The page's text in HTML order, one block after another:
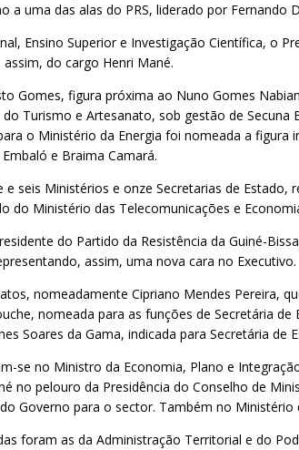
a uma das alas do PRS, liderado por Fernando
Ensino Superior e Investigação Científica, o
do cargo Henri Mané.
Gomes, figura próxima ao Nuno Gomes
Turismo e Artesanato, sob gestão de
o Ministério da Energia foi nomeada a
e Braima Camará.
seis Ministérios e onze Secretarias de
do Ministério das Telecomunicações e
do Partido da Resistência da Guiné-
assim, uma nova cara no Executivo.
nomeadamente Cipriano Mendes Pereira,
nomeada para as funções de Secretária
Soares da Gama, indicada para Secretária de
se no Ministro da Economia, Plano e
no pelouro da Presidência do Conselho de
Governo para o sector. Também no
foram as da Administração Territorial e do